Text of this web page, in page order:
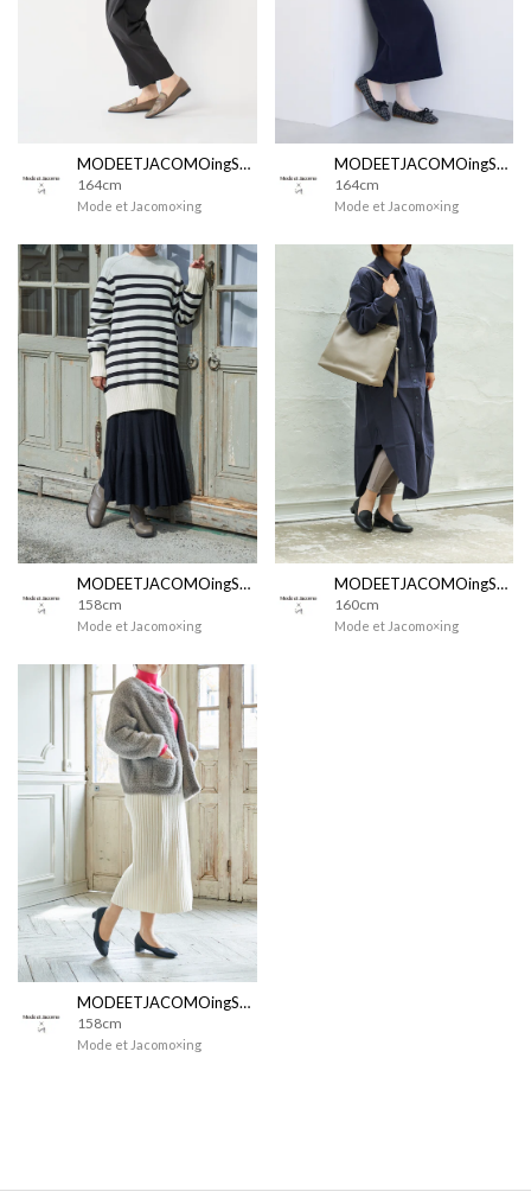
MODEETJACOMOingSTAFF
164cm
Mode et Jacomo×ing
MODEETJACOMOingSTAFF
164cm
Mode et Jacomo×ing
MODEETJACOMOingSTAFF
158cm
Mode et Jacomo×ing
MODEETJACOMOingSTAFF
160cm
Mode et Jacomo×ing
MODEETJACOMOingSTAFF
158cm
Mode et Jacomo×ing